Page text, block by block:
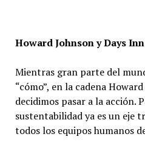
Howard Johnson y Days
Mientras gran parte del
“cómo”, en la cadena
decidimos pasar a la acción.
sustentabilidad ya es un eje
todos los equipos humanos